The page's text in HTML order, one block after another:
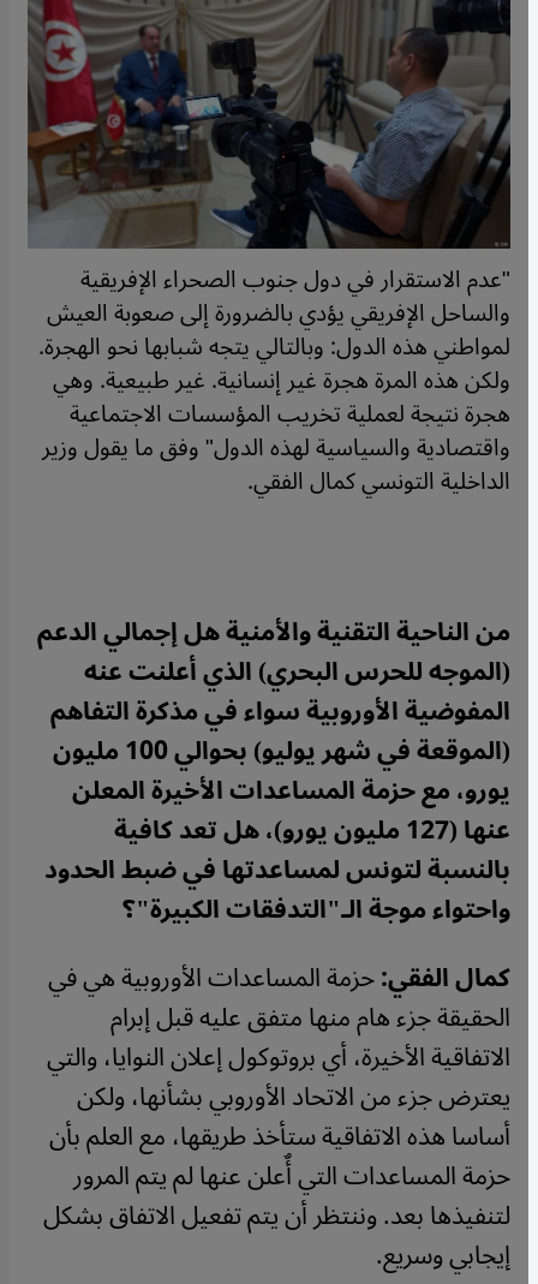
"عدم الاستقرار في دول جنوب الصحراء الإفريقية
والساحل الإفريقي يؤدي بالضرورة إلى صعوبة العيش
لمواطني هذه الدول: وبالتالي يتجه شبابها نحو الهجرة.
ولكن هذه المرة هجرة غير إنسانية. غير طبيعية. وهي
هجرة نتيجة لعملية تخريب المؤسسات الاجتماعية
واقتصادية والسياسية لهذه الدول" وفق ما يقول وزير
الداخلية التونسي كمال الفقي.
من الناحية التقنية والأمنية هل إجمالي الدعم
(الموجه للحرس البحري) الذي أعلنت عنه
المفوضية الأوروبية سواء في مذكرة التفاهم
(الموقعة في شهر يوليو) بحوالي 100 مليون
يورو، مع حزمة المساعدات الأخيرة المعلن
عنها (127 مليون يورو)، هل تعد كافية
بالنسبة لتونس لمساعدتها في ضبط الحدود
واحتواء موجة الـ"التدفقات الكبيرة"؟
كمال الفقي:حزمة المساعدات الأوروبية هي في
الحقيقة جزء هام منها متفق عليه قبل إبرام
الاتفاقية الأخيرة، أي بروتوكول إعلان النوايا، والتي
يعترض جزء من الاتحاد الأوروبي بشأنها، ولكن
أساسا هذه الاتفاقية ستأخذ طريقها، مع العلم بأن
حزمة المساعدات التي أٌعلن عنها لم يتم المرور
لتنفيذها بعد. وننتظر أن يتم تفعيل الاتفاق بشكل
إيجابي وسريع.